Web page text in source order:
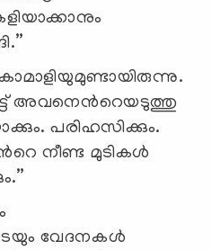
അവനെന്‍റെയടുത്തു
പരിഹസിക്കും.
നീണ്ട മുടികൾ
വേദനകൾ